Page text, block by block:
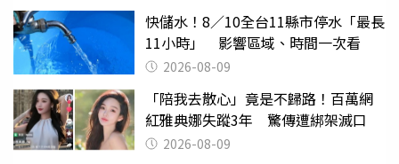
快儲水！8／10全台11縣市停水「最長
11小時」 影響區域、時間一次看
2026-08-09
「陪我去散心」竟是不歸路！百萬網
紅雅典娜失蹤3年 驚傳遭綁架滅口
2026-08-09